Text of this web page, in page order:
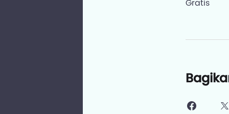
Gratis